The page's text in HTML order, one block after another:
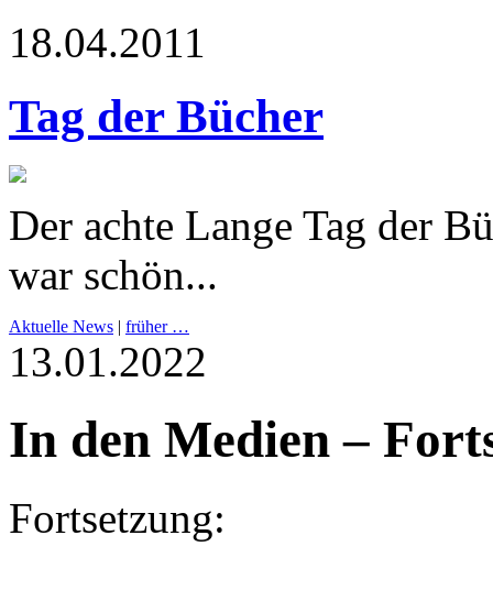
18.04.2011
Tag der Bücher
Der achte Lange Tag der
war schön...
Aktuelle News | früher …
13.01.2022
In den Medien –
Fortsetzung: